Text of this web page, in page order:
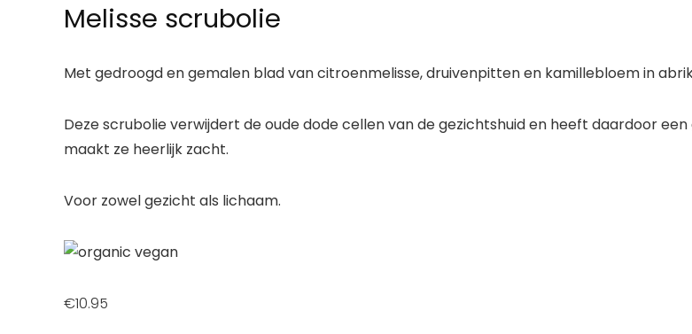
Melisse scrubolie
Met gedroogd en gemalen blad van citroenmelisse, druivenpitten en kamillebloem in
Deze scrubolie verwijdert de oude dode cellen van de gezichtshuid en heeft daardoor
maakt ze heerlijk zacht.
Voor zowel gezicht als lichaam.
€10.95